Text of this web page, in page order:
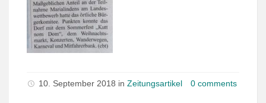
10. September 2018 in Zeitungsartikel 0 comments